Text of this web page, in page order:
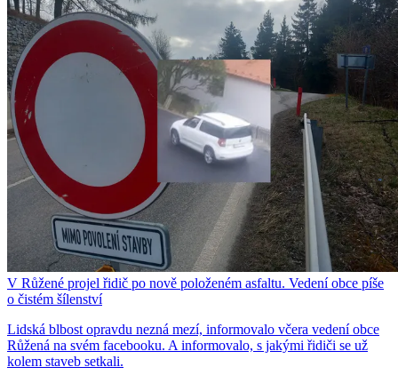
V Růžené projel řidič po nově položeném asfaltu. Vedení obce píše
o čistém šílenství
Lidská blbost opravdu nezná mezí, informovalo včera vedení obce
Růžená na svém facebooku. A informovalo, s jakými řidiči se už
kolem staveb setkali.